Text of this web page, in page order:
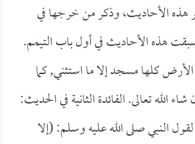
الأحاديث، وذكر من خرجها في
هذه الأحاديث في أول باب التيمم.
الأرض كلها مسجد إلا ما استثني, كما
الله تعالى. الفائدة الثانية في الحديث:
لقول النبي صلى الله عليه وسلم: (إلا